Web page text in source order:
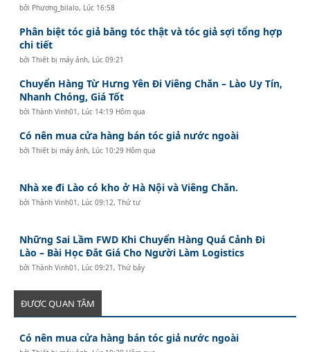
bởi Phương_bilalo, Lúc 16:58
Phân biệt tóc giả bằng tóc thật và tóc giả sợi tổng hợp
chi tiết
bởiThiết bị máy ảnh, Lúc 09:21
Chuyển Hàng Từ Hưng Yên Đi Viêng Chăn – Lào Uy Tín,
Nhanh Chóng, Giá Tốt
bởiThành Vinh01 , Lúc 14:19 Hôm qua
Có nên mua cửa hàng bán tóc giả nước ngoài
bởiThiết bị máy ảnh, Lúc 10:29 Hôm qua
Nhà xe đi Lào có kho ở Hà Nội và Viêng Chăn.
bởiThành Vinh01 , Lúc 09:12, Thứ tư
Những Sai Lầm FWD Khi Chuyển Hàng Quá Cảnh Đi
Lào – Bài Học Đắt Giá Cho Người Làm Logistics
bởiThành Vinh01 , Lúc 09:21, Thứ bảy
ĐƯỢC QUAN TÂM
Có nên mua cửa hàng bán tóc giả nước ngoài